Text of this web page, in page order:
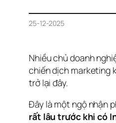
25-12-2025
Nhiều chủ doanh
chiến dịch marketing
trở lại đây.
Đây là một ngộ nhận
rất lâu trước khi có